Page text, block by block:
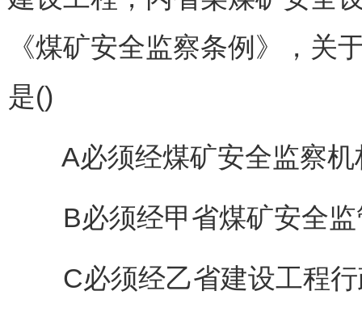
《煤矿安全监察条例》，关
是()
A必须经煤矿安全监察机
B必须经甲省煤矿安全监
C必须经乙省建设工程行